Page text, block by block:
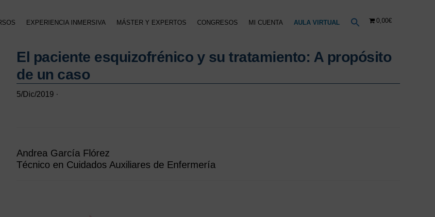
EXPERIENCIA INMERSIVA MÁSTER Y EXPERTOS CONGRESOS MI CUENTA AULA VIRTUAL 0,00€
El paciente esquizofrénico y su tratamiento: A propósito
de un caso
5/Dic/2019 ·
Andrea García Flórez
Técnico en Cuidados Auxiliares de Enfermería